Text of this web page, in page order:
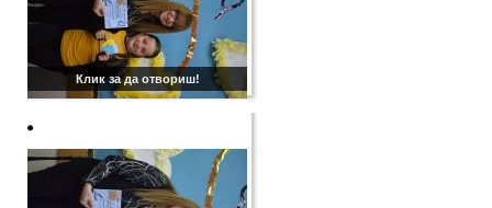
Клик за да отвориш!